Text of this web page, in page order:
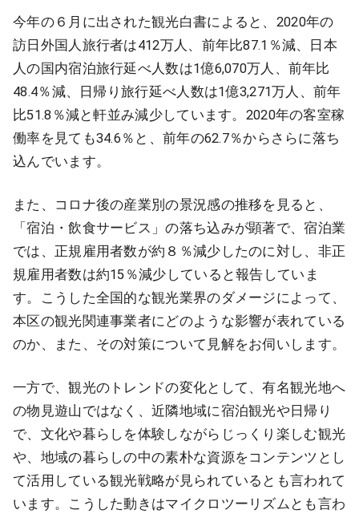
今年の６月に出された観光白書によると、2020年の
訪日外国人旅行者は412万人、前年比87.1％減、日本
人の国内宿泊旅行延べ人数は1億6,070万人、前年比
48.4％減、日帰り旅行延べ人数は1億3,271万人、前年
比51.8％減と軒並み減少しています。2020年の客室稼
働率を見ても34.6％と、前年の62.7％からさらに落ち
込んでいます。
また、コロナ後の産業別の景況感の推移を見ると、
「宿泊・飲食サービス」の落ち込みが顕著で、宿泊業
では、正規雇用者数が約８％減少したのに対し、非正
規雇用者数は約15％減少していると報告していま
す。こうした全国的な観光業界のダメージによって、
本区の観光関連事業者にどのような影響が表れている
のか、また、その対策について見解をお伺いします。
一方で、観光のトレンドの変化として、有名観光地へ
の物見遊山ではなく、近隣地域に宿泊観光や日帰り
で、文化や暮らしを体験しながらじっくり楽しむ観光
や、地域の暮らしの中の素朴な資源をコンテンツとし
て活用している観光戦略が見られているとも言われて
います。こうした動きはマイクロツーリズムとも言わ